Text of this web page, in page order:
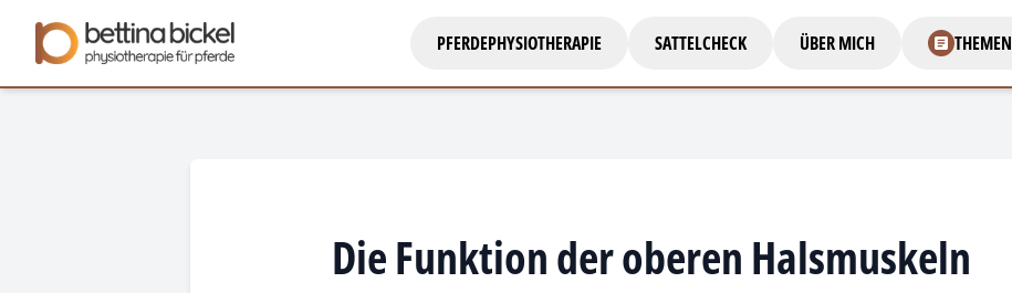
PFERDEPHYSIOTHERAPIE SATTELCHECK ÜBER MICH THEMEN
Die Funktion der oberen Halsmuskeln